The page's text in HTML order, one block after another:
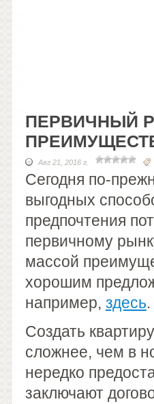
ПЕРВИЧНЫЙ
Авг 21, 2016 г.
Сегодня по-
выгодных
предпочтения
первичному
массой
хорошим
например, здесь.
Создать
сложнее, чем в
нередко
заключают